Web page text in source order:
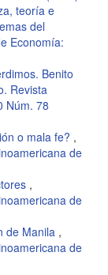
teoría e
del
Economía:
Benito
Revista
Núm. 78
o mala fe? ,
de
,
de
de Manila ,
de